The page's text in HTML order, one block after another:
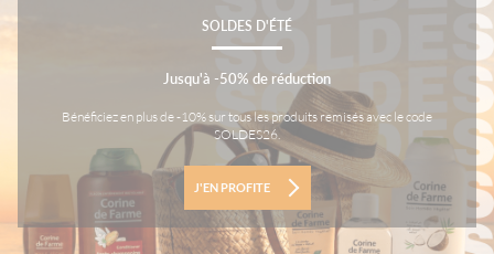
SOLDES D'ÉTÉ
Jusqu'à -50% de réduction
Bénéficiez en plus de -10% sur tous les produits remisés avec le code
SOLDES26.
J'EN PROFITE